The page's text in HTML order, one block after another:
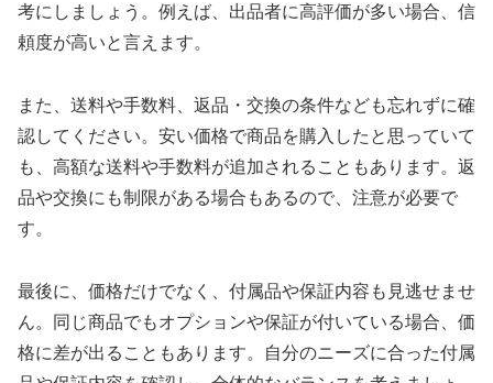
考にしましょう。例えば、出品者に高評価が多い場合、信
頼度が高いと言えます。
また、送料や手数料、返品・交換の条件なども忘れずに確
認してください。安い価格で商品を購入したと思っていて
も、高額な送料や手数料が追加されることもあります。返
品や交換にも制限がある場合もあるので、注意が必要で
す。
最後に、価格だけでなく、付属品や保証内容も見逃せませ
ん。同じ商品でもオプションや保証が付いている場合、価
格に差が出ることもあります。自分のニーズに合った付属